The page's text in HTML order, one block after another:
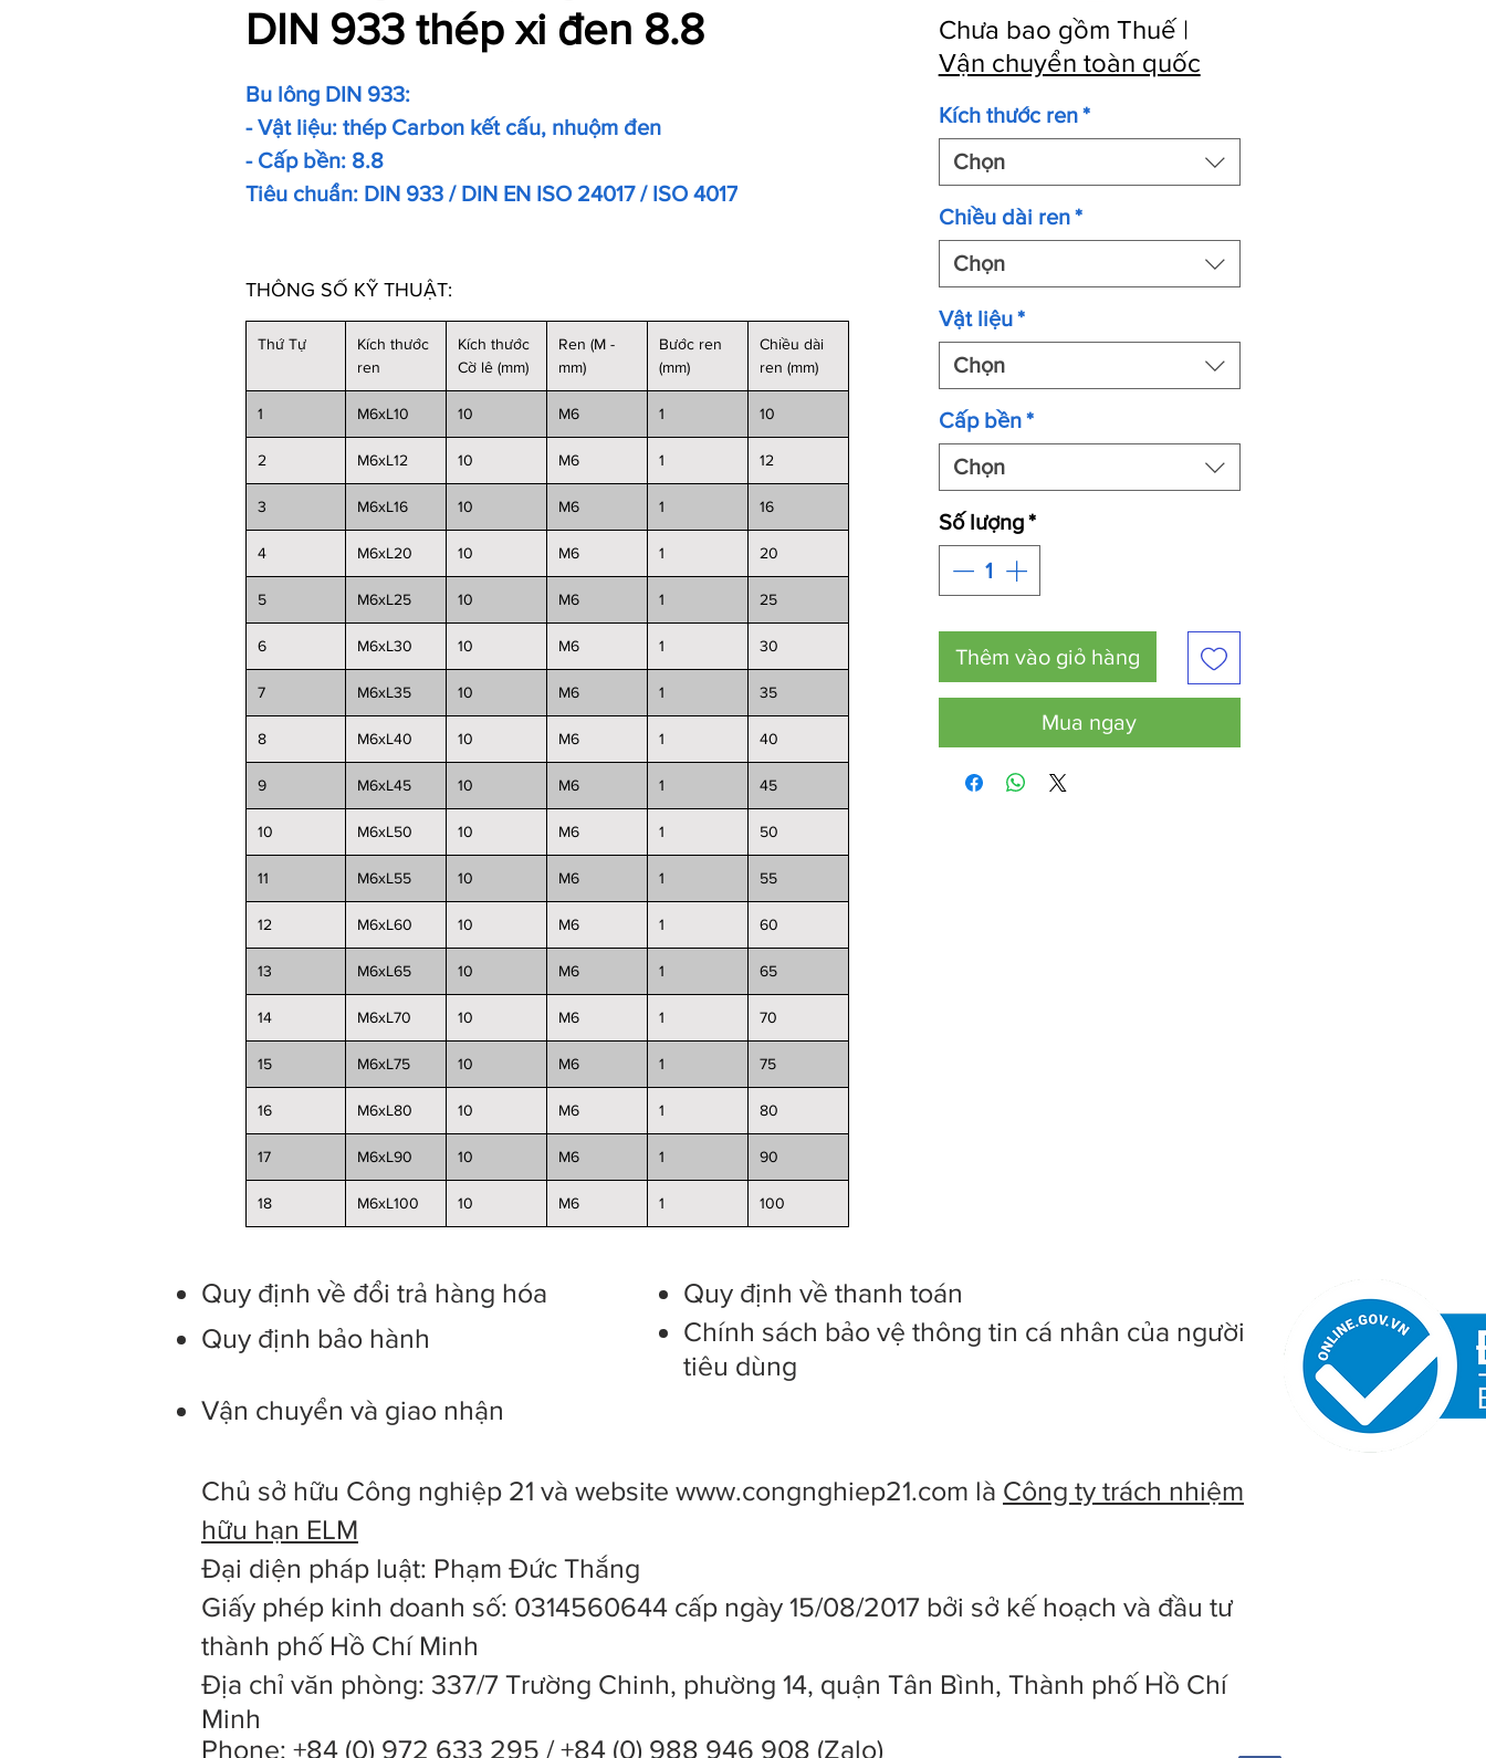
DIN 933 thép xi đen 8.8
Bu lông DIN 933:
- Vật liệu: thép Carbon kết cấu, nhuộm đen
- Cấp bền: 8.8
Tiêu chuẩn: DIN 933 / DIN EN ISO 24017 / ISO 4017
THÔNG SỐ KỸ THUẬT:
Thứ Tự
Kích thước
ren
Kích thước
Cờ lê (mm)
Ren (M -
mm)
Bước ren
(mm)
Chiều dài
ren (mm)
1 M6xL10 10 M6 1 10
2 M6xL12 10 M6 1 12
3 M6xL16 10 M6 1 16
4 M6xL20 10 M6 1 20
5 M6xL25 10 M6 1 25
6 M6xL30 10 M6 1 30
7 M6xL35 10 M6 1 35
8 M6xL40 10 M6 1 40
9 M6xL45 10 M6 1 45
10 M6xL50 10 M6 1 50
11 M6xL55 10 M6 1 55
12 M6xL60 10 M6 1 60
13 M6xL65 10 M6 1 65
14 M6xL70 10 M6 1 70
15 M6xL75 10 M6 1 75
16 M6xL80 10 M6 1 80
17 M6xL90 10 M6 1 90
18 M6xL100 10 M6 1 100
Chưa bao gồm Thuế|
Vận chuyển toàn quốc
Kích thước ren*
Chọn
Chiều dài ren*
Chọn
Vật liệu*
Chọn
Cấp bền*
Chọn
Số lượng*
Thêm vào giỏ hàng
Mua ngay
Quy định về đổi trả hàng hóa
Quy định bảo hành
Vận chuyển và giao nhận
Quy định về thanh toán
Chính sách bảo vệ thông tin cá nhân của người
tiêu dùng
Chủ sở hữu Công nghiệp 21 và website www.congnghiep21.com là Công ty trách nhiệm
hữu hạn ELM
Đại diện pháp luật: Phạm Đức Thắng
Giấy phép kinh doanh số: 0314560644 cấp ngày 15/08/2017 bởi sở kế hoạch và đầu tư
thành phố Hồ Chí Minh
Địa chỉ văn phòng: 337/7 Trường Chinh, phường 14, quận Tân Bình, Thành phố Hồ Chí
Minh
Phone: +84 (0) 972 633 295 / +84 (0) 988 946 908 (Zalo)